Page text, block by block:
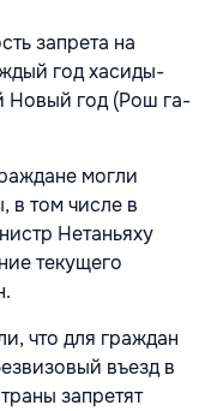
запрета на
год хасиды-
Новый год (Рош га-
могли
в том числе в
Нетаньяху
текущего
что для граждан
въезд в
запретят